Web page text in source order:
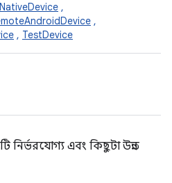
NativeDevice ,
,
, TestDevice
নির্ভরযোগ্য এবং কিছুটা উন্নত